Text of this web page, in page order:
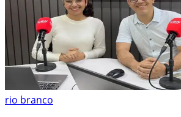
rio branco